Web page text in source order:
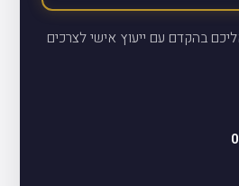
בהקדם עם ייעוץ אישי לצרכים